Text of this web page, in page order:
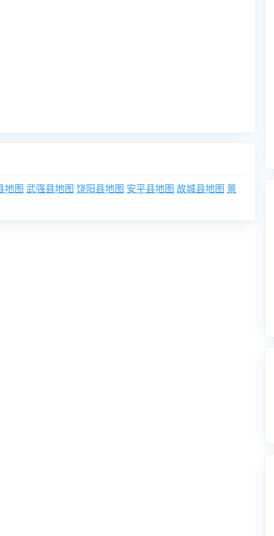
地图 武强县地图 饶阳县地图 安平县地图 故城县地图 景